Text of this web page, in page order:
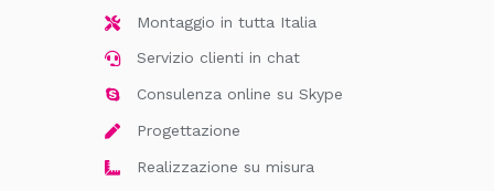
Montaggio in tutta Italia
Servizio clienti in chat
Consulenza online su Skype
Progettazione
Realizzazione su misura